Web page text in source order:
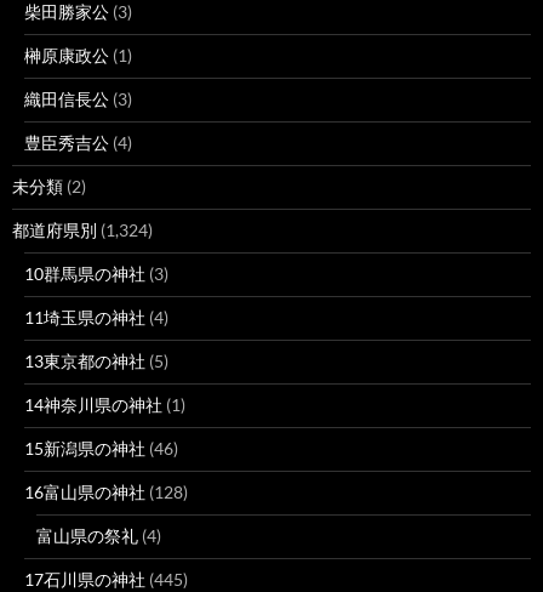
柴田勝家公 (3)
榊原康政公 (1)
織田信長公 (3)
豊臣秀吉公 (4)
未分類 (2)
都道府県別 (1,324)
10群馬県の神社 (3)
11埼玉県の神社 (4)
13東京都の神社 (5)
14神奈川県の神社 (1)
15新潟県の神社 (46)
16富山県の神社 (128)
富山県の祭礼 (4)
17石川県の神社 (445)